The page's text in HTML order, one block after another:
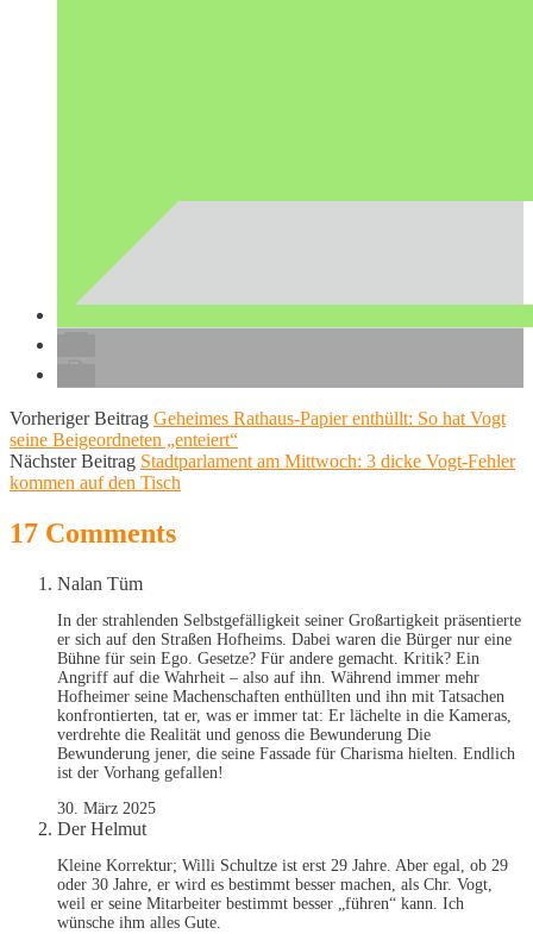
Vorheriger Beitrag Geheimes Rathaus-Papier enthüllt: So hat Vogt
seine Beigeordneten „enteiert“
Nächster Beitrag Stadtparlament am Mittwoch: 3 dicke Vogt-Fehler
kommen auf den Tisch
17 Comments
Nalan Tüm
In der strahlenden Selbstgefälligkeit seiner Großartigkeit präsentierte
er sich auf den Straßen Hofheims. Dabei waren die Bürger nur eine
Bühne für sein Ego. Gesetze? Für andere gemacht. Kritik? Ein
Angriff auf die Wahrheit – also auf ihn. Während immer mehr
Hofheimer seine Machenschaften enthüllten und ihn mit Tatsachen
konfrontierten, tat er, was er immer tat: Er lächelte in die Kameras,
verdrehte die Realität und genoss die Bewunderung Die
Bewunderung jener, die seine Fassade für Charisma hielten. Endlich
ist der Vorhang gefallen!
30. März 2025
Der Helmut
Kleine Korrektur; Willi Schultze ist erst 29 Jahre. Aber egal, ob 29
oder 30 Jahre, er wird es bestimmt besser machen, als Chr. Vogt,
weil er seine Mitarbeiter bestimmt besser „führen“ kann. Ich
wünsche ihm alles Gute.